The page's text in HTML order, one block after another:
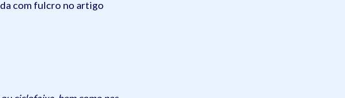
com fulcro no artigo